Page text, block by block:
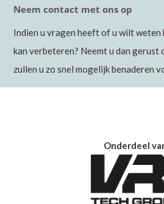
Neem contact met ons op
Indien u vragen heeft of u wilt weten
kan verbeteren? Neemt u dan
zullen u zo snel mogelijk benaderen
Onderdeel